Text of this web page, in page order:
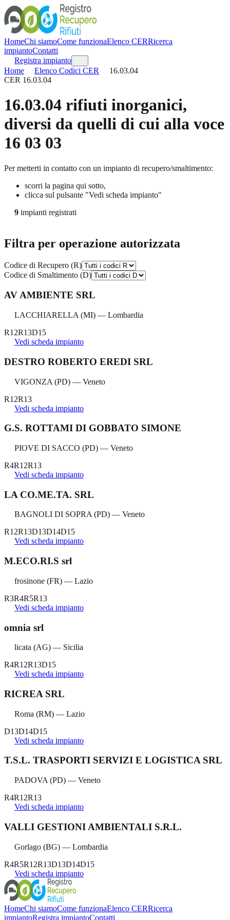
HomeChi siamoCome funzionaElenco CERRicerca
impiantoContatti
Registra impianto
Home
Elenco Codici CER
16.03.04
CER 16.03.04
16.03.04 rifiuti inorganici,
diversi da quelli di cui alla voce
16 03 03
Per metterti in contatto con un impianto di recupero/smaltimento:
scorri la pagina qui sotto,
clicca sul pulsante "Vedi scheda impianto"
9 impianti registrati
Filtra per operazione autorizzata
Codice di Recupero (R)
Codice di Smaltimento (D)
AV AMBIENTE SRL
LACCHIARELLA (MI) — Lombardia
R12R13D15
Vedi scheda impianto
DESTRO ROBERTO EREDI SRL
VIGONZA (PD) — Veneto
R12R13
Vedi scheda impianto
G.S. ROTTAMI DI GOBBATO SIMONE
PIOVE DI SACCO (PD) — Veneto
R4R12R13
Vedi scheda impianto
LA CO.ME.TA. SRL
BAGNOLI DI SOPRA(PD) — Veneto
R12R13D13D14D15
Vedi scheda impianto
M.ECO.RI.S srl
frosinone (FR) — Lazio
R3R4R5R13
Vedi scheda impianto
omnia srl
licata (AG) — Sicilia
R4R12R13D15
Vedi scheda impianto
RICREA SRL
Roma (RM) — Lazio
D13D14D15
Vedi scheda impianto
T.S.L. TRASPORTI SERVIZI E LOGISTICA SRL
PADOVA (PD) — Veneto
R4R12R13
Vedi scheda impianto
VALLI GESTIONI AMBIENTALI S.R.L.
Gorlago (BG) — Lombardia
R4R5R12R13D13D14D15
Vedi scheda impianto
HomeChi siamoCome funzionaElenco CERRicerca
impiantoRegistra impiantoContatti